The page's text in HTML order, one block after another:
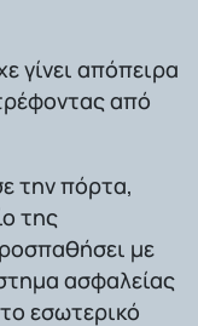
γίνει απόπειρα
από
την πόρτα,
της
με
ασφαλείας
εσωτερικό